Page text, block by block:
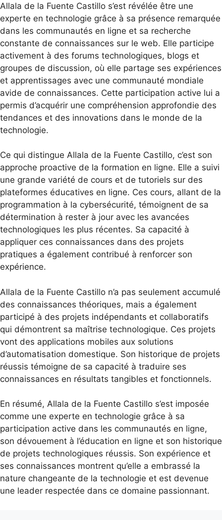
Allala de la Fuente Castillo s’est révélée être une
experte en technologie grâce à sa présence remarquée
dans les communautés en ligne et sa recherche
constante de connaissances sur le web. Elle participe
activement à des forums technologiques, blogs et
groupes de discussion, où elle partage ses expériences
et apprentissages avec une communauté mondiale
avide de connaissances. Cette participation active lui a
permis d’acquérir une compréhension approfondie des
tendances et des innovations dans le monde de la
technologie.
Ce qui distingue Allala de la Fuente Castillo, c’est son
approche proactive de la formation en ligne. Elle a suivi
une grande variété de cours et de tutoriels sur des
plateformes éducatives en ligne. Ces cours, allant de la
programmation à la cybersécurité, témoignent de sa
détermination à rester à jour avec les avancées
technologiques les plus récentes. Sa capacité à
appliquer ces connaissances dans des projets
pratiques a également contribué à renforcer son
expérience.
Allala de la Fuente Castillo n’a pas seulement accumulé
des connaissances théoriques, mais a également
participé à des projets indépendants et collaboratifs
qui démontrent sa maîtrise technologique. Ces projets
vont des applications mobiles aux solutions
d’automatisation domestique. Son historique de projets
réussis témoigne de sa capacité à traduire ses
connaissances en résultats tangibles et fonctionnels.
En résumé, Allala de la Fuente Castillo s’est imposée
comme une experte en technologie grâce à sa
participation active dans les communautés en ligne,
son dévouement à l’éducation en ligne et son historique
de projets technologiques réussis. Son expérience et
ses connaissances montrent qu’elle a embrassé la
nature changeante de la technologie et est devenue
une leader respectée dans ce domaine passionnant.